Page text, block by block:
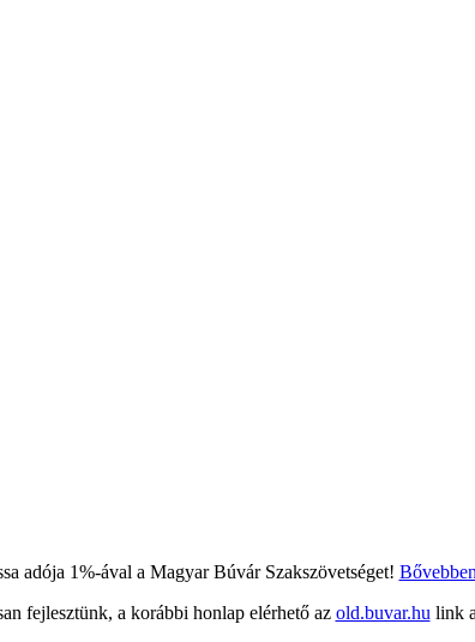
adója 1%-ával a Magyar Búvár Szakszövetséget!
fejlesztünk, a korábbi honlap elérhető az old.buvar.hu link